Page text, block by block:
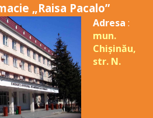
„Raisa Pacalo”
Adresa:
mun.
Chişinău,
str. N.